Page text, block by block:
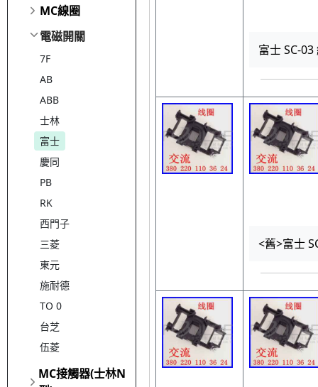
MC線圈
電磁開關
7F
AB
ABB
士林
富士
慶同
PB
RK
西門子
三菱
東元
施耐德
TO 0
台芝
伍菱
MC接觸器(士林N
富士 SC-03
<舊>富士